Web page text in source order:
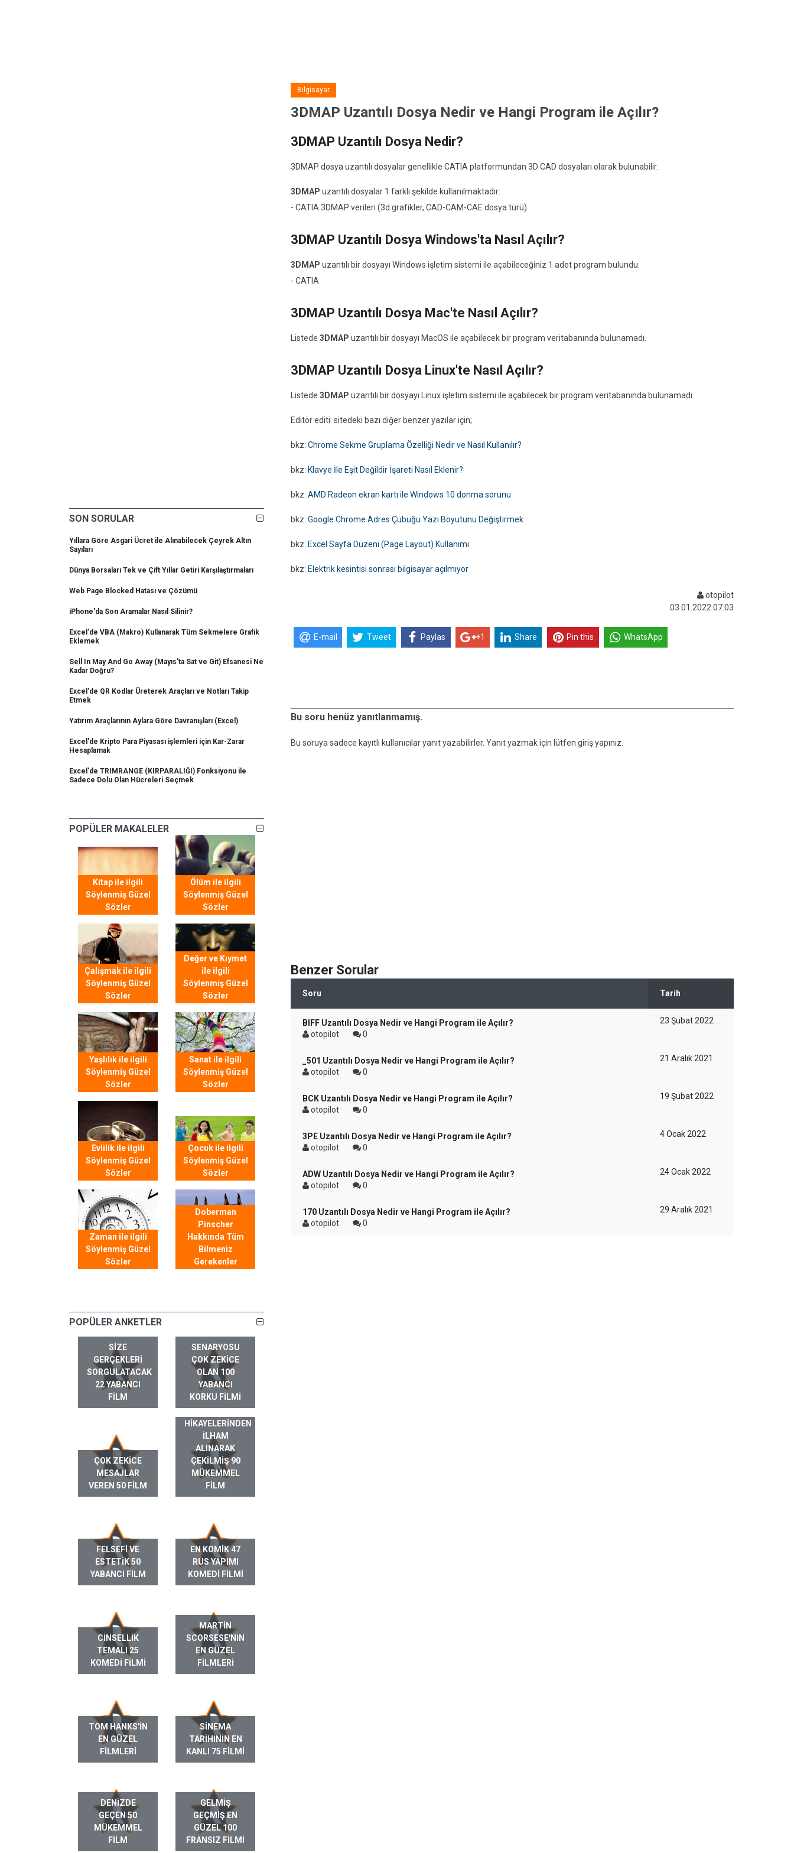
SON SORULAR
Yıllara Göre Asgari Ücret ile Alınabilecek Çeyrek Altın
Sayıları
Dünya Borsaları Tek ve Çift Yıllar Getiri Karşılaştırmaları
Web Page Blocked Hatası ve Çözümü
iPhone'da Son Aramalar Nasıl Silinir?
Excel'de VBA (Makro) Kullanarak Tüm Sekmelere Grafik
Eklemek
Sell In May And Go Away (Mayıs'ta Sat ve Git) Efsanesi Ne
Kadar Doğru?
Excel'de QR Kodlar Üreterek Araçları ve Notları Takip
Etmek
Yatırım Araçlarının Aylara Göre Davranışları (Excel)
Excel'de Kripto Para Piyasası işlemleri için Kar-Zarar
Hesaplamak
Excel'de TRIMRANGE (KIRPARALIĞI) Fonksiyonu ile
Sadece Dolu Olan Hücreleri Seçmek
POPÜLER MAKALELER
Kitap ile ilgili
Söylenmiş Güzel
Sözler
Ölüm ile ilgili
Söylenmiş Güzel
Sözler
Çalışmak ile ilgili
Söylenmiş Güzel
Sözler
Değer ve Kıymet
ile ilgili
Söylenmiş Güzel
Sözler
Yaşlılık ile ilgili
Söylenmiş Güzel
Sözler
Sanat ile ilgili
Söylenmiş Güzel
Sözler
Evlilik ile ilgili
Söylenmiş Güzel
Sözler
Çocuk ile ilgili
Söylenmiş Güzel
Sözler
Zaman ile ilgili
Söylenmiş Güzel
Sözler
Doberman
Pinscher
Hakkında Tüm
Bilmeniz
Gerekenler
POPÜLER ANKETLER
SIZE
GERÇEKLERI
SORGULATACAK
22 YABANCI
FILM
SENARYOSU
ÇOK ZEKICE
OLAN 100
YABANCI
KORKU FILMI
ÇOK ZEKICE
MESAJLAR
VEREN 50 FILM
GERÇEK HAYAT
HIKAYELERINDEN
ILHAM
ALINARAK
ÇEKILMIŞ 90
MÜKEMMEL
FILM
FELSEFI VE
ESTETIK 50
YABANCI FILM
EN KOMIK 47
RUS YAPIMI
KOMEDI FILMI
CINSELLIK
TEMALI 25
KOMEDI FILMI
MARTIN
SCORSESE'NIN
EN GÜZEL
FILMLERI
TOM HANKS'IN
EN GÜZEL
FILMLERI
SINEMA
TARIHININ EN
KANLI 75 FILMI
DENIZDE
GEÇEN 50
MÜKEMMEL
FILM
GELMIŞ
GEÇMIŞ EN
GÜZEL 100
FRANSIZ FILMI
Bilgisayar
3DMAP Uzantılı Dosya Nedir ve Hangi Program ile Açılır?
3DMAP Uzantılı Dosya Nedir?
3DMAP dosya uzantılı dosyalar genellikle CATIA platformundan 3D CAD dosyaları olarak bulunabilir.
3DMAP uzantılı dosyalar 1 farklı şekilde kullanılmaktadır:
- CATIA 3DMAP verileri (3d grafikler, CAD-CAM-CAE dosya türü)
3DMAP Uzantılı Dosya Windows'ta Nasıl Açılır?
3DMAP uzantılı bir dosyayı Windows işletim sistemi ile açabileceğiniz 1 adet program bulundu:
- CATIA
3DMAP Uzantılı Dosya Mac'te Nasıl Açılır?
Listede 3DMAP uzantılı bir dosyayı MacOS ile açabilecek bir program veritabanında bulunamadı.
3DMAP Uzantılı Dosya Linux'te Nasıl Açılır?
Listede 3DMAP uzantılı bir dosyayı Linux işletim sistemi ile açabilecek bir program veritabanında bulunamadı.
Editör editi: sitedeki bazı diğer benzer yazılar için;
bkz: Chrome Sekme Gruplama Özelliği Nedir ve Nasıl Kullanılır?
bkz: Klavye İle Eşit Değildir İşareti Nasıl Eklenir?
bkz: AMD Radeon ekran kartı ile Windows 10 donma sorunu
bkz: Google Chrome Adres Çubuğu Yazı Boyutunu Değiştirmek
bkz: Excel Sayfa Düzeni (Page Layout) Kullanımı
bkz: Elektrik kesintisi sonrası bilgisayar açılmıyor
otopilot
03.01.2022 07:03
E-mail Tweet Paylas +1 Share Pin this WhatsApp
Bu soru henüz yanıtlanmamış.
Bu soruya sadece kayıtlı kullanıcılar yanıt yazabilirler. Yanıt yazmak için lütfen giriş yapınız.
Benzer Sorular
Soru Tarih
BIFF Uzantılı Dosya Nedir ve Hangi Program ile Açılır?
otopilot
0
23 Şubat 2022
_501 Uzantılı Dosya Nedir ve Hangi Program ile Açılır?
otopilot
0
21 Aralık 2021
BCK Uzantılı Dosya Nedir ve Hangi Program ile Açılır?
otopilot
0
19 Şubat 2022
3PE Uzantılı Dosya Nedir ve Hangi Program ile Açılır?
otopilot
0
4 Ocak 2022
ADW Uzantılı Dosya Nedir ve Hangi Program ile Açılır?
otopilot
0
24 Ocak 2022
170 Uzantılı Dosya Nedir ve Hangi Program ile Açılır?
otopilot
0
29 Aralık 2021